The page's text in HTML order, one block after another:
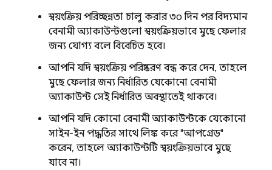
স্বয়ংক্রিয় পরিচ্ছন্নতা চালু করার ৩০ দিন পর বিদ্যমান
বেনামী অ্যাকাউন্টগুলো স্বয়ংক্রিয়ভাবে মুছে ফেলার
জন্য যোগ্য বলে বিবেচিত হবে।
আপনি যদি স্বয়ংক্রিয় পরিষ্করণ বন্ধ করে দেন, তাহলে
মুছে ফেলার জন্য নির্ধারিত যেকোনো বেনামী
অ্যাকাউন্ট সেই নির্ধারিত অবস্থাতেই থাকবে।
আপনি যদি কোনো বেনামী অ্যাকাউন্টকে যেকোনো
সাইন-ইন পদ্ধতির সাথে লিঙ্ক করে "আপগ্রেড"
করেন, তাহলে অ্যাকাউন্টটি স্বয়ংক্রিয়ভাবে মুছে
যাবে না।